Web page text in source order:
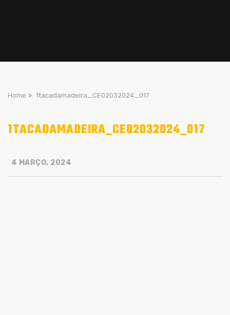
Home > 1tacadamadeira_CE02032024_017
1TACADAMADEIRA_CE02032024_017
4 MARÇO, 2024